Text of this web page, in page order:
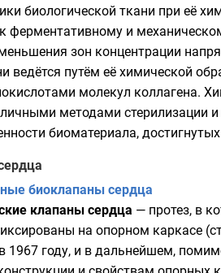
биологической ткани при её
ферментативному и
зон концентрации
ведётся путём её химической
молекул коллагена.
методами стерилизации
биоматериала,
биоклапаны сердца
клапаны сердца — протез, в
на опорном каркасе
1967 году, и в дальнейшем,